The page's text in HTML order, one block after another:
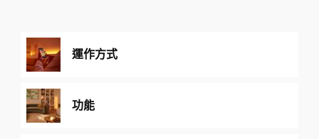
運作方式
功能